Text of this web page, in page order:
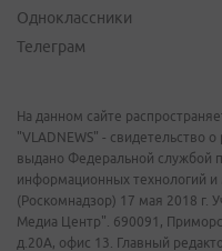
Одноклассники
Телеграм
На данном сайте
"VLADNEWS" - свидетельство
выдано Федеральной службой
информационных технологий
(Роскомнадзор) 17 мая 2018 г.
Медиа Центр". 690091,
д.20А, офис 13. Главный